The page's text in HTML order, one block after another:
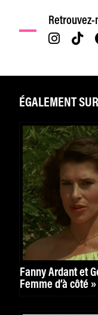
ÉGALEMENT
Fanny Ardant et
Femme d’à côté